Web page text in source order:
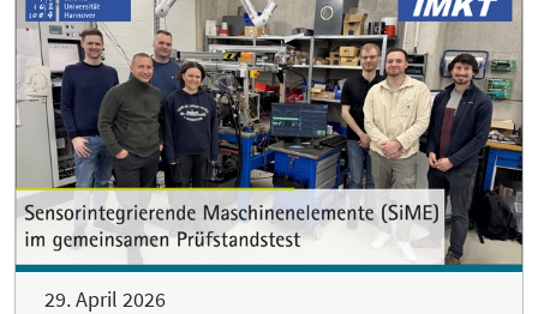
29. April 2026